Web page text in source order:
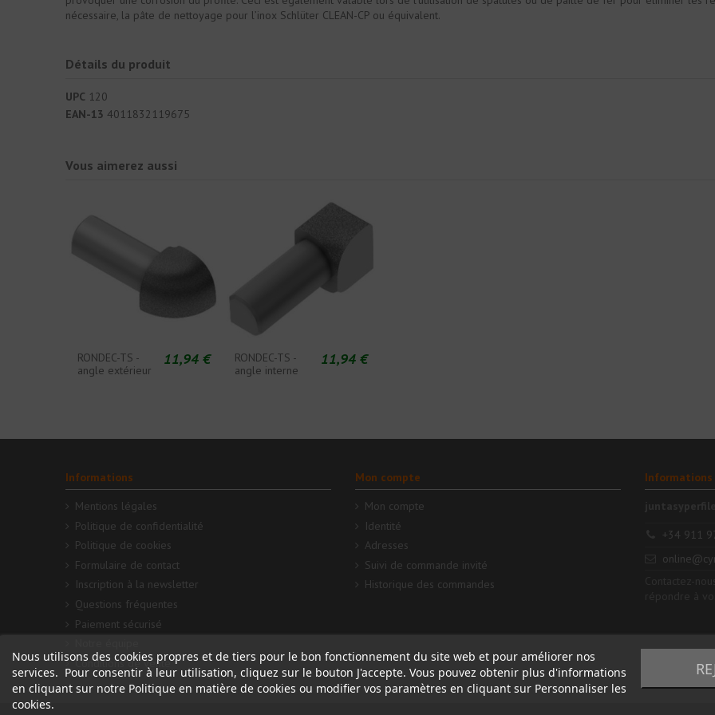
nécessaire, la pâte de nettoyage pour l’inox Schlüter CLEAN-CP ou équivalent.
Détails du produit
UPC 120
EAN-13 4011832119675
Vous aimerez aussi
RONDEC-TS -
angle extérieur
11,94 €
RONDEC-TS -
angle interne
11,94 €
Nous utilisons des cookies propres et de tiers pour le bon fonctionnement du site web et pour améliorer nos
services. Pour consentir à leur utilisation, cliquez sur le bouton J'accepte. Vous pouvez obtenir plus d'informations
en cliquant sur notre Politique en matière de cookies ou modifier vos paramètres en cliquant sur Personnaliser les
cookies.
Informations
Mentions légales
Politique de confidentialité
Politique de cookies
Formulaire de contact
Inscription à la newsletter
Questions fréquentes
Paiement sécurisé
Conditions de vente
Mon compte
Mon compte
Identité
Adresses
Suivi de commande invité
Historique des commandes
+34 911